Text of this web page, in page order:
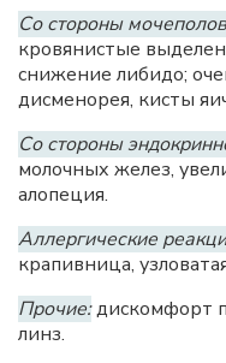
Со стороны
кровянистые
снижение либидо;
дисменорея, кисты
Со стороны
молочных желез,
алопеция.
Аллергические
крапивница,
Прочие:дискомфорт
линз.